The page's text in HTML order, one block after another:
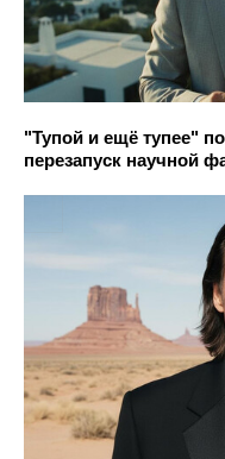
"Тупой и ещё тупее"
перезапуск научной